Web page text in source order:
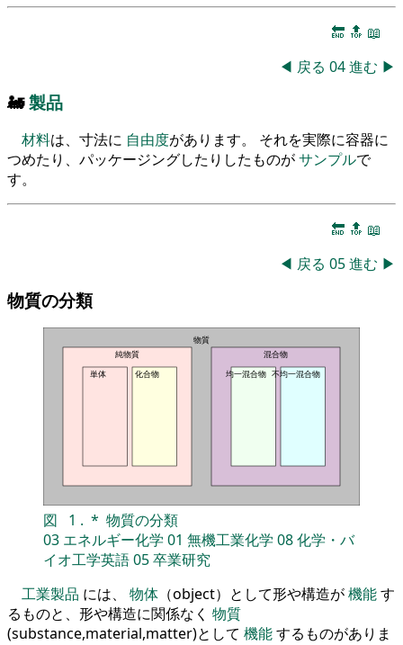
🔚 🔝 📖
◀ 戻る 04進む ▶
🚂製品
材料は、寸法に 自由度があります。 それを実際に容器に
つめたり、パッケージングしたりしたものがサンプルで
す。
🔚 🔝 📖
◀ 戻る 05進む ▶
物質の分類
物質
純物質
単体
化合物
混合物
均一混合物 不均一混合物
図 1 . * 物質の分類
03 エネルギー化学 01 無機工業化学 08化学・バ
イオ工学英語05卒業研究
工業製品 には、 物体 （object）として形や構造が機能す
るものと、形や構造に関係なく 物質
(substance,material,matter)として 機能するものがありま